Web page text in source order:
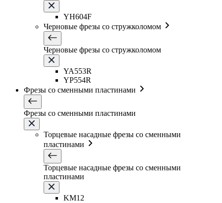
YH604F
Черновые фрезы со стружколомом
Черновые фрезы со стружколомом
YA553R
YP554R
Фрезы со сменными пластинами
Фрезы со сменными пластинами
Торцевые насадные фрезы со сменными
пластинами
Торцевые насадные фрезы со сменными
пластинами
KM12